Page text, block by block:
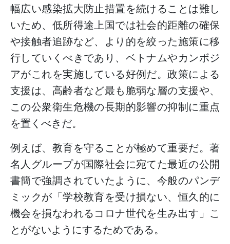
幅広い感染拡大防止措置を続けることは難し
いため、低所得途上国では社会的距離の確保
や接触者追跡など、より的を絞った施策に移
行していくべきであり、ベトナムやカンボジ
アがこれを実施している好例だ。政策による
支援は、高齢者など最も脆弱な層の支援や、
この公衆衛生危機の長期的影響の抑制に重点
を置くべきだ。
例えば、教育を守ることが極めて重要だ。著
名人グループが国際社会に宛てた最近の公開
書簡で強調されていたように、今般のパンデ
ミックが「学校教育を受け損ない、恒久的に
機会を損なわれるコロナ世代を生み出す」こ
とがないようにするためである。